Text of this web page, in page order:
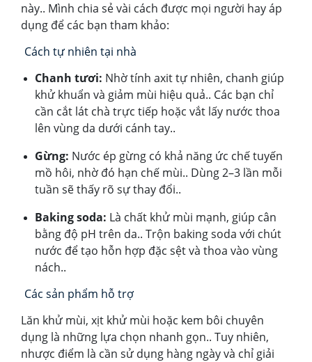
này.. Mình chia sẻ vài cách được mọi người hay áp
dụng để các bạn tham khảo:
Cách tự nhiên tại nhà
Chanh tươi: Nhờ tính axit tự nhiên, chanh giúp
khử khuẩn và giảm mùi hiệu quả.. Các bạn chỉ
cần cắt lát chà trực tiếp hoặc vắt lấy nước thoa
lên vùng da dưới cánh tay..
Gừng: Nước ép gừng có khả năng ức chế tuyến
mồ hôi, nhờ đó hạn chế mùi.. Dùng 2–3 lần mỗi
tuần sẽ thấy rõ sự thay đổi..
Baking soda: Là chất khử mùi mạnh, giúp cân
bằng độ pH trên da.. Trộn baking soda với chút
nước để tạo hỗn hợp đặc sệt và thoa vào vùng
nách..
Các sản phẩm hỗ trợ
Lăn khử mùi, xịt khử mùi hoặc kem bôi chuyên
dụng là những lựa chọn nhanh gọn.. Tuy nhiên,
nhược điểm là cần sử dụng hàng ngày và chỉ giải